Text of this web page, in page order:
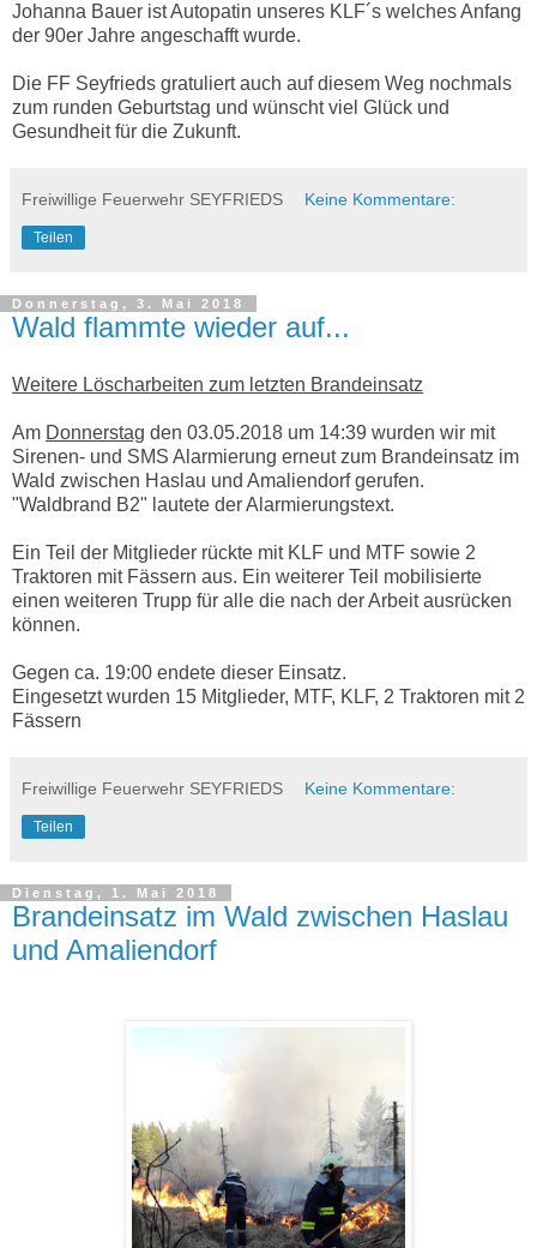
Johanna Bauer ist Autopatin unseres KLF´s welches Anfang
der 90er Jahre angeschafft wurde.
Die FF Seyfrieds gratuliert auch auf diesem Weg nochmals
zum runden Geburtstag und wünscht viel Glück und
Gesundheit für die Zukunft.
Freiwillige Feuerwehr SEYFRIEDS Keine Kommentare:
Teilen
Donnerstag, 3. Mai 2018
Wald flammte wieder auf...
Weitere Löscharbeiten zum letzten Brandeinsatz
Am Donnerstag den 03.05.2018 um 14:39 wurden wir mit
Sirenen- und SMS Alarmierung erneut zum Brandeinsatz im
Wald zwischen Haslau und Amaliendorf gerufen.
"Waldbrand B2" lautete der Alarmierungstext.
Ein Teil der Mitglieder rückte mit KLF und MTF sowie 2
Traktoren mit Fässern aus. Ein weiterer Teil mobilisierte
einen weiteren Trupp für alle die nach der Arbeit ausrücken
können.
Gegen ca. 19:00 endete dieser Einsatz.
Eingesetzt wurden 15 Mitglieder, MTF, KLF, 2 Traktoren mit 2
Fässern
Freiwillige Feuerwehr SEYFRIEDS Keine Kommentare:
Teilen
Dienstag, 1. Mai 2018
Brandeinsatz im Wald zwischen Haslau
und Amaliendorf